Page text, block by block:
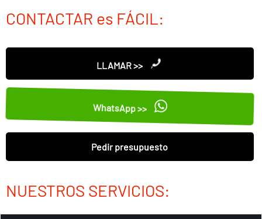
CONTACTAR es FÁCIL:
LLAMAR >>
WhatsApp >>
Pedir presupuesto
NUESTROS SERVICIOS: